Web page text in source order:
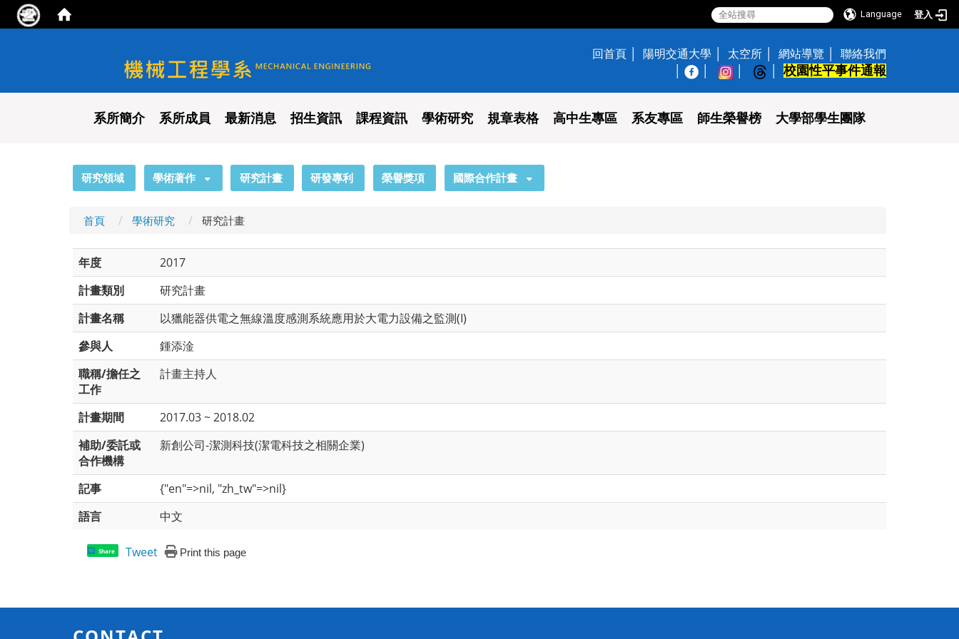
Language 登入
國立陽明交通大學 機械工程學系
回首頁 陽明交通大學 太空所 網站導覽
聯絡我們
校園性平事件通報
系所簡介 系所成員 最新消息 招生資訊 課程資訊 學術研究 規章表格 高中生專區 系友專區 師生榮譽榜 大學部學生團隊
研究領域 學術著作 研究計畫 研發專利 榮譽獎項 國際合作計畫
首頁 學術研究 研究計畫
年度
2017
計畫類別
研究計畫
計畫名稱
以獵能器供電之無線溫度感測系統應用於大電力設備之監測(I)
參與人
鍾添淦
職稱/擔任之
工作
計畫主持人
計畫期間
2017.03 ~ 2018.02
補助/委託或
合作機構
新創公司-潔測科技(潔電科技之相關企業)
記事
{"en"=>nil, "zh_tw"=>nil}
語言
中文
Share Tweet Print this page